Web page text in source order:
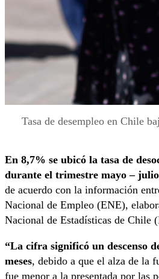
Tasa de desempleo en Chile
En 8,7% se ubicó la tasa de
durante el trimestre mayo – julio
de acuerdo con la información
Nacional de Empleo (ENE),
Nacional de Estadísticas de Chile
“La cifra significó un descenso
meses, debido a que el alza de la
fue menor a la presentada por las